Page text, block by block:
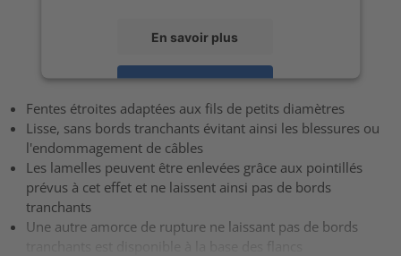
En savoir plus
Accepter
powered byUsercentrics Consent Management Platform
Fentes étroites adaptées aux fils de petits diamètres
Lisse, sans bords tranchants évitant ainsi les blessures ou
l'endommagement de câbles
Les lamelles peuvent être enlevées grâce aux pointillés
prévus à cet effet et ne laissent ainsi pas de bords
tranchants
Une autre amorce de rupture ne laissant pas de bords
tranchants est disponible à la base des flancs